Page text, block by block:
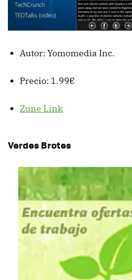
Autor: Yomomedia Inc.
Precio: 1.99€
Zune Link
Verdes Brotes